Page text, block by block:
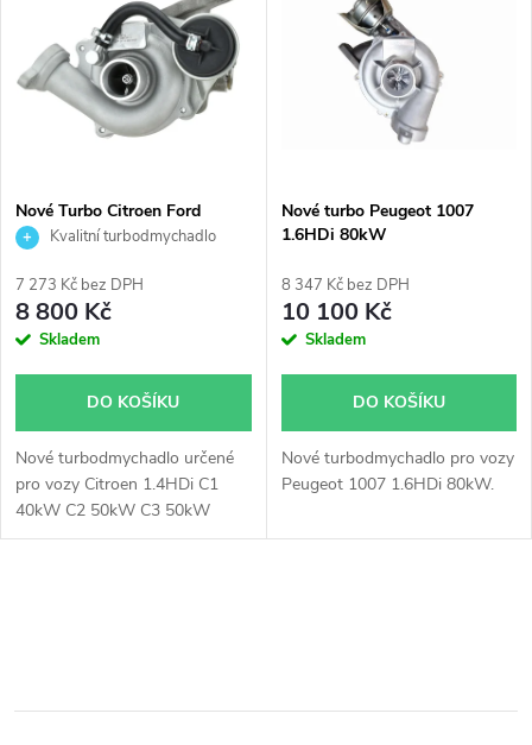
e
n
p
r
o
u
k
Nejprodávanější
Abecedně
p
s
p
r
o
d
u
k
Nové Turbo Citroen Ford
Mazda Peugeot 1.4HDi
Kvalitní turbodmychadlo
7 273 Kč bez DPH
8 800 Kč
Skladem
DO KOŠÍKU
Nové turbodmychadlo určené
pro vozy Citroen 1.4HDi C1
40kW C2 50kW C3 50kW
Xsara 50kW, Ford Fiesta
Nové turbo Peugeot 1007
1.6HDi 80kW
8 347 Kč bez DPH
10 100 Kč
Skladem
DO KOŠÍKU
Nové turbodmychadlo pro vozy
Peugeot 1007 1.6HDi 80kW.
l